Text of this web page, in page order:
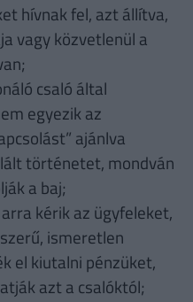
hívnak fel, azt állítva,
vagy közvetlenül a
csaló által
egyezik az
ajánlva
történetet, mondván
a baj;
kérik az ügyfeleket,
ismeretlen
el kiutalni pénzüket,
azt a csalóktól;